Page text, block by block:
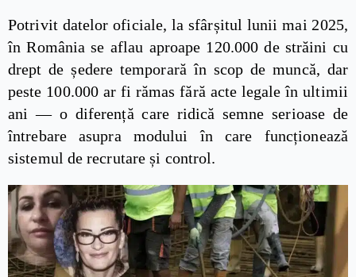
Potrivit datelor oficiale, la sfârșitul lunii mai 2025,
în România se aflau aproape 120.000 de străini cu
drept de ședere temporară în scop de muncă, dar
peste 100.000 ar fi rămas fără acte legale în ultimii
ani — o diferență care ridică semne serioase de
întrebare asupra modului în care funcționează
sistemul de recrutare și control.